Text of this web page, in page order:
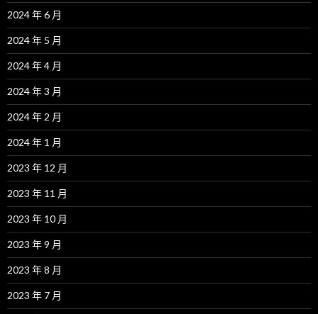
2024 年 6 月
2024 年 5 月
2024 年 4 月
2024 年 3 月
2024 年 2 月
2024 年 1 月
2023 年 12 月
2023 年 11 月
2023 年 10 月
2023 年 9 月
2023 年 8 月
2023 年 7 月